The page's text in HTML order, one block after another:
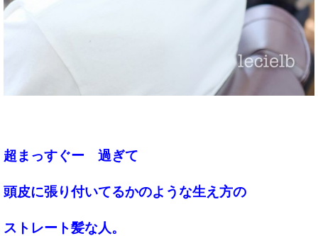
超まっすぐー 過ぎて
頭皮に張り付いてるかのような生え方の
ストレート髪な人。